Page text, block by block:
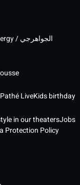
El Gawahergy / الجواهرجي
Pathé LiveKids birthday
in our theatersJobs
Protection Policy